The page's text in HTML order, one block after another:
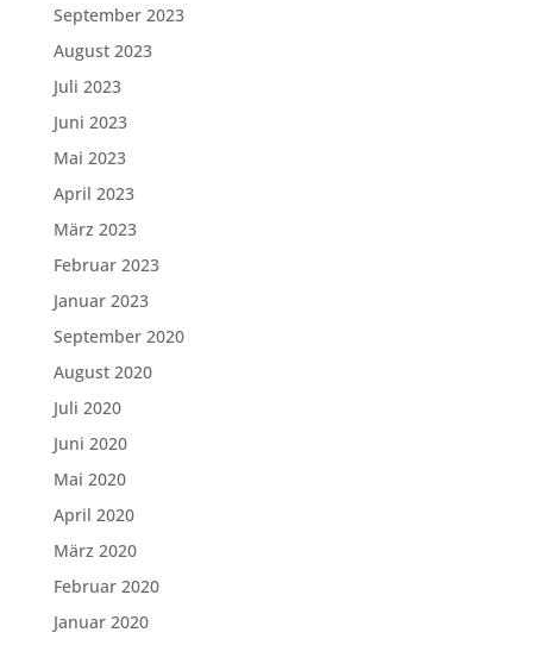
September 2023
August 2023
Juli 2023
Juni 2023
Mai 2023
April 2023
März 2023
Februar 2023
Januar 2023
September 2020
August 2020
Juli 2020
Juni 2020
Mai 2020
April 2020
März 2020
Februar 2020
Januar 2020